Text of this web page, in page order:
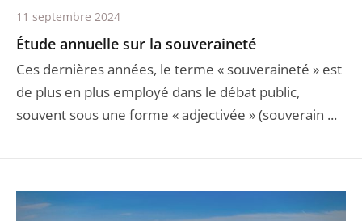
Étude annuelle sur la souveraineté
Ces dernières années, le terme « souveraineté » est
de plus en plus employé dans le débat public,
souvent sous une forme « adjectivée » (souverain ...
11 septembre 2024